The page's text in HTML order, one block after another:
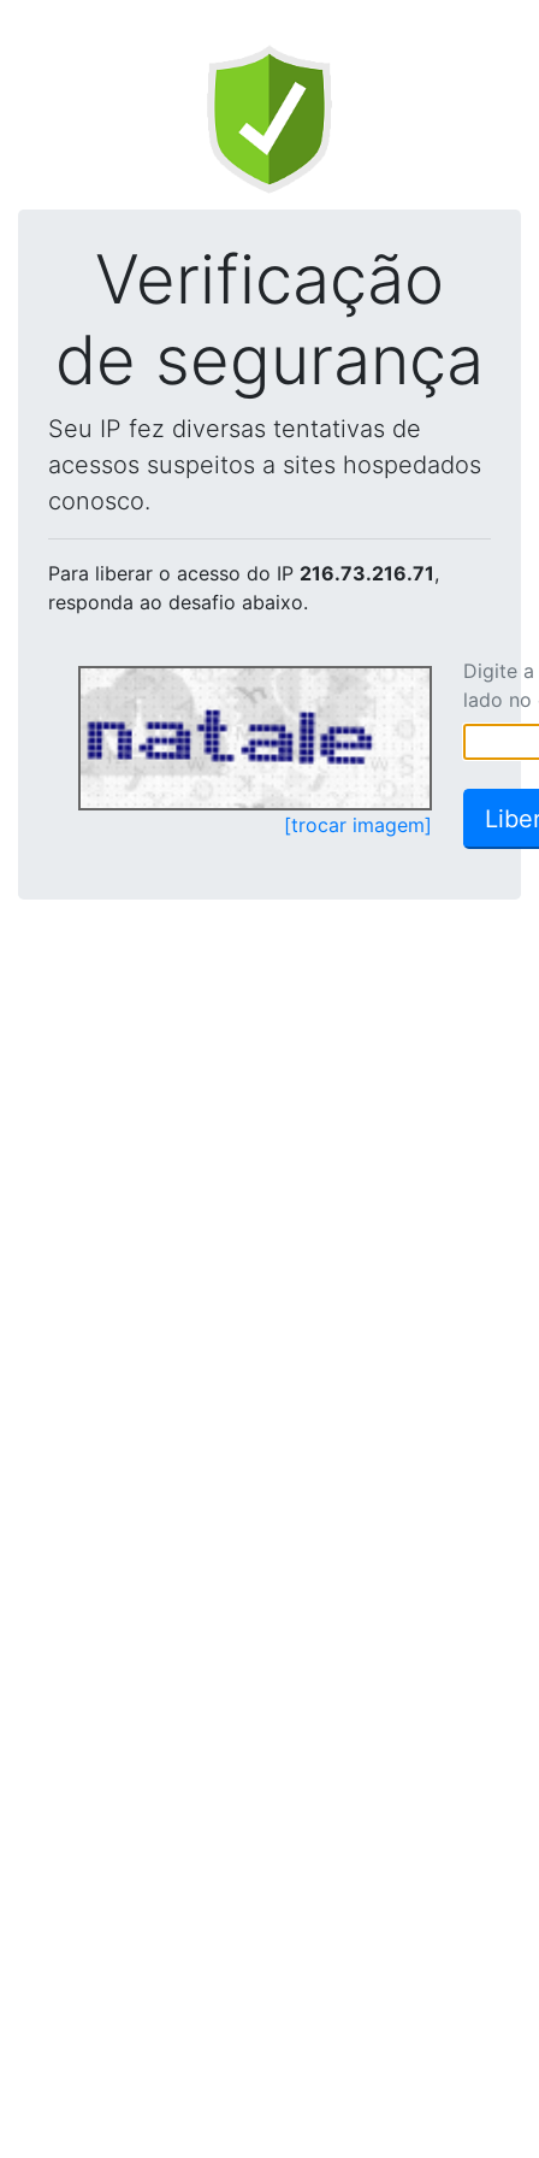
Verificação
de segurança
Seu IP fez diversas tentativas de
acessos suspeitos a sites hospedados
conosco.
Para liberar o acesso do IP 216.73.216.71,
responda ao desafio abaixo.
[trocar imagem]
Digite
lado no